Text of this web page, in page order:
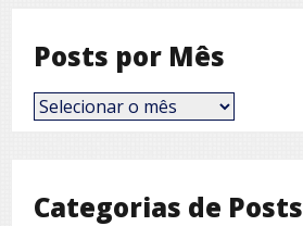
Posts por Mês
Posts
por
Categorias de Posts